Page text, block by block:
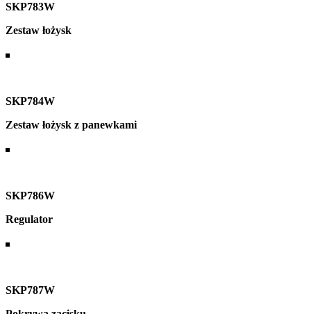
SKP783W
Zestaw łożysk
SKP784W
Zestaw łożysk z panewkami
SKP786W
Regulator
SKP787W